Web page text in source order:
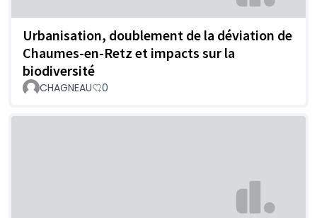
Urbanisation, doublement de la déviation de
Chaumes-en-Retz et impacts sur la
biodiversité
CHAGNEAU 0